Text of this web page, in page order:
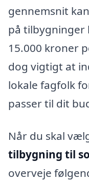
gennemsnit
på tilbygninger
15.000 kroner
dog vigtigt at
lokale fagfolk
passer til dit
Når du skal
tilbygning til
overveje